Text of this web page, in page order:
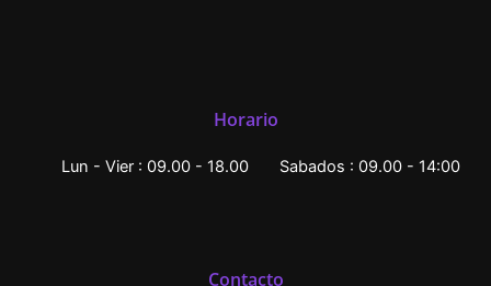
Horario
Lun - Vier : 09.00 - 18.00 Sabados : 09.00 - 14:00
Contacto